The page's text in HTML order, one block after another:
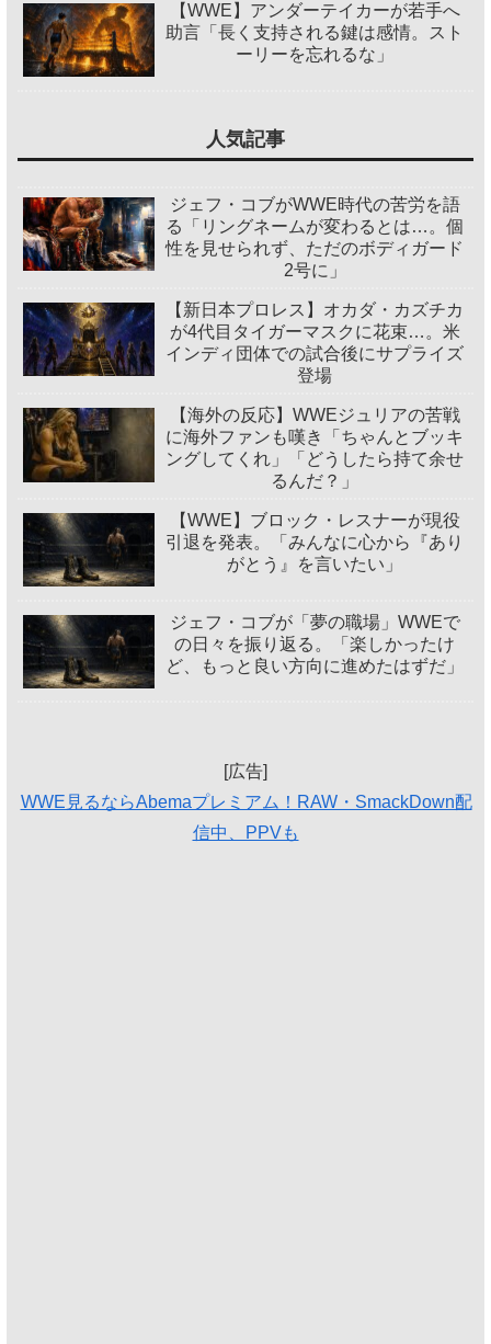
【WWE】アンダーテイカーが若手へ
助言「長く支持される鍵は感情。スト
ーリーを忘れるな」
人気記事
ジェフ・コブがWWE時代の苦労を語
る「リングネームが変わるとは…。個
性を見せられず、ただのボディガード
2号に」
【新日本プロレス】オカダ・カズチカ
が4代目タイガーマスクに花束…。米
インディ団体での試合後にサプライズ
登場
【海外の反応】WWEジュリアの苦戦
に海外ファンも嘆き「ちゃんとブッキ
ングしてくれ」「どうしたら持て余せ
るんだ？」
【WWE】ブロック・レスナーが現役
引退を発表。「みんなに心から『あり
がとう』を言いたい」
ジェフ・コブが「夢の職場」WWEで
の日々を振り返る。「楽しかったけ
ど、もっと良い方向に進めたはずだ」
[広告]
WWE見るならAbemaプレミアム！RAW・SmackDown配
信中、PPVも